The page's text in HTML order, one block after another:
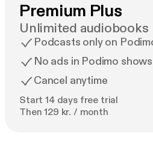
Premium Plus
Unlimited audiobooks
Podcasts only on
No ads in Podimo shows
Cancel anytime
Start 14 days free trial
Then 129 kr. / month